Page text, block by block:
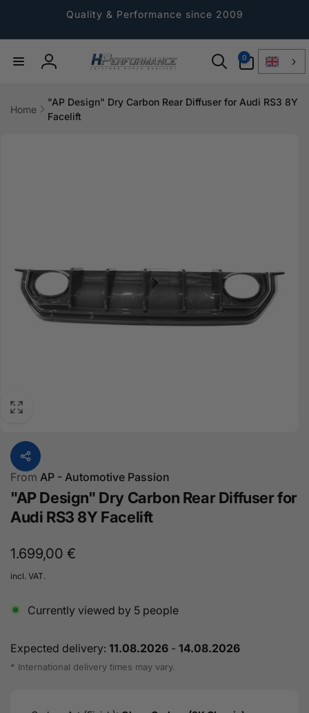
Quality & Performance since 2009
Log
0
Article
Home
"AP Design" Dry Carbon Rear Diffuser for Audi RS3 8Y
Facelift
From AP - Automotive Passion
"AP Design" Dry Carbon Rear Diffuser for
Audi RS3 8Y Facelift
Normal
price
1.699,00 €
incl. VAT.
Currently viewed by 5 people
Expected delivery: 11.08.2026 - 14.08.2026
* International delivery times may vary.